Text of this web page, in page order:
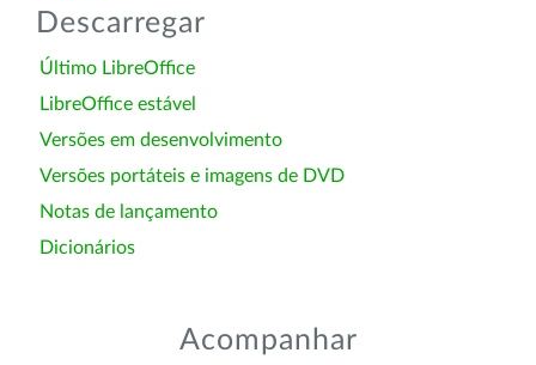
Descarregar
Último LibreOffice
LibreOffice estável
Versões em desenvolvimento
Versões portáteis e imagens de DVD
Notas de lançamento
Dicionários
Acompanhar